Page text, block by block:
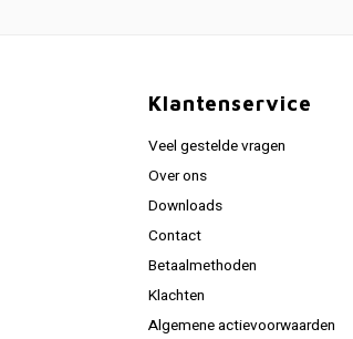
Klantenservice
Veel gestelde vragen
Over ons
Downloads
Contact
Betaalmethoden
Klachten
Algemene actievoorwaarden